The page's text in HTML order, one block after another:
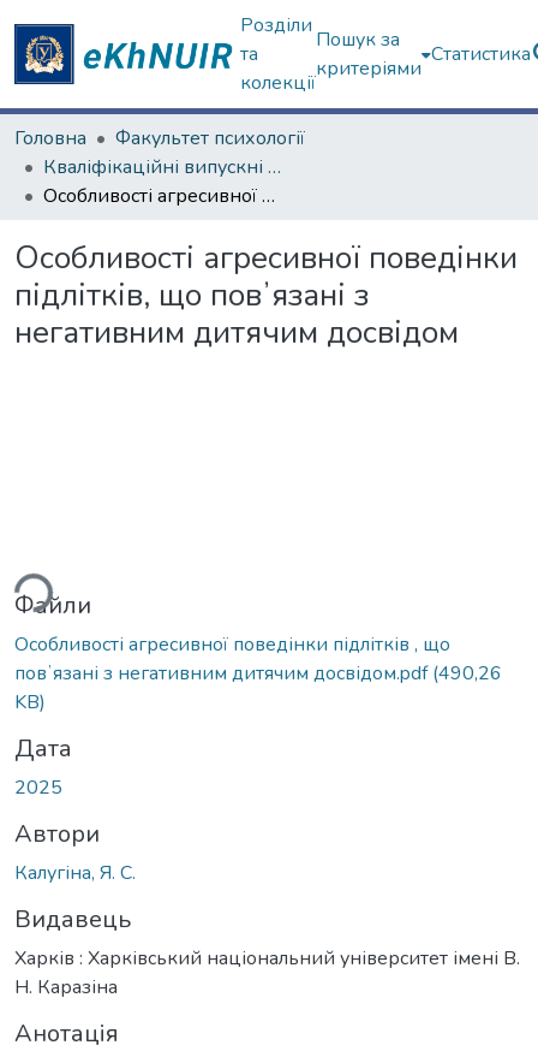
Розділи
та
колекції
Пошук за
критеріями
Статистика
Головна
Факультет психології
Кваліфікаційні випускні роботи бакалаврів. Факультет психології
Особливості агресивної поведінки підлітків, що повʼязані з негативним дитячим досвідом
Особливості агресивної поведінки
підлітків, що повʼязані з
негативним дитячим досвідом
Файли
Особливості агресивної поведінки підлітків , що
повʼязані з негативним дитячим досвідом.pdf(490,26
KB)
Дата
2025
Автори
Калугіна, Я. С.
Видавець
Харків : Харківський національний університет імені В.
Н. Каразіна
Анотація